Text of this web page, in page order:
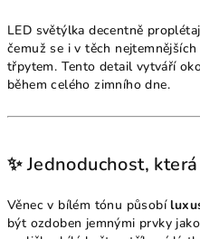
LED světýlka decentně
čemuž se i v těch
třpytem. Tento detail vytváří
během celého zimního dne.
✨ Jednoduchost,
Věnec v bílém tónu působí
být ozdoben jemnými prvky